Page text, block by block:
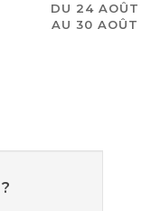
DU 24 AOÛT
AU 30 AOÛT